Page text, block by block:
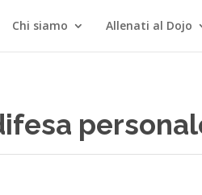
Chi siamo Allenati al Dojo